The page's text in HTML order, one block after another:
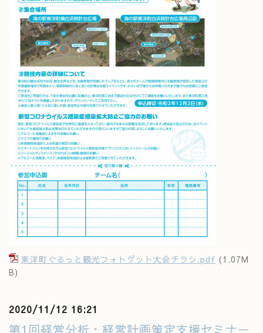
東洋町ぐるっと観光フォトゲット大会チラシ.pdf (1.07M
B)
2020/11/12 16:21
第1回経営分析・経営計画策定支援セミナー